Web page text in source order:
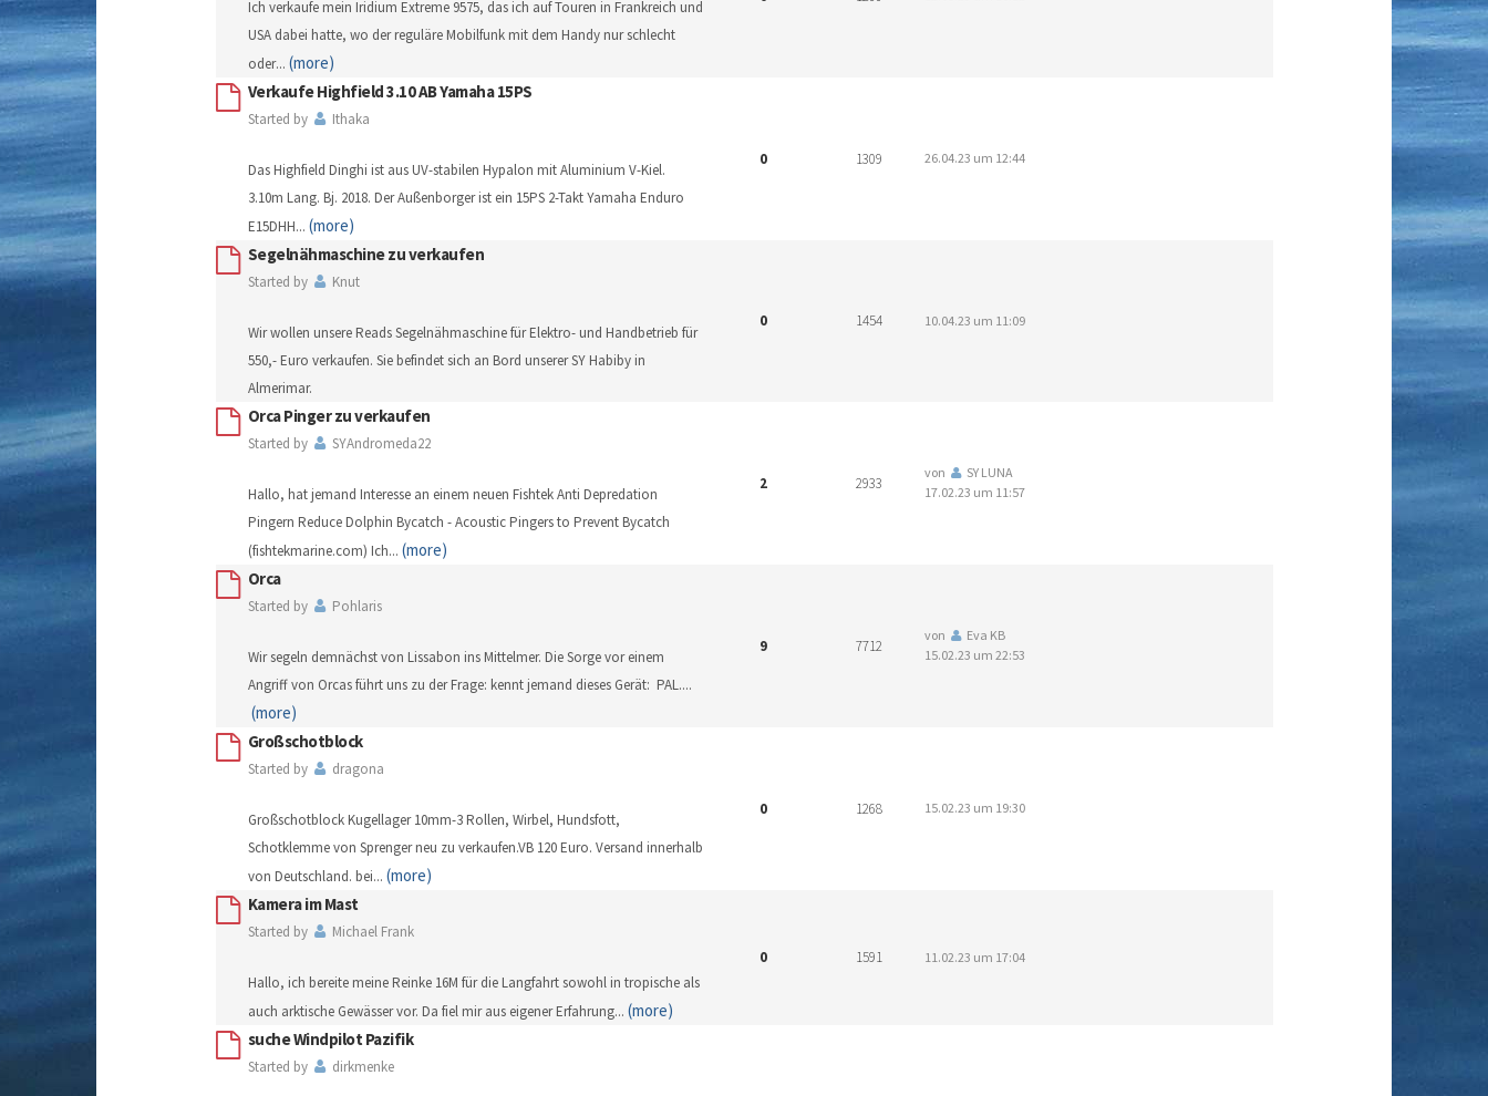
Ich verkaufe mein Iridium Extreme 9575, das ich auf Touren in Frankreich und
USA dabei hatte, wo der reguläre Mobilfunk mit dem Handy nur schlecht
oder... (more)
Verkaufe Highfield 3.10 AB Yamaha 15PS
Started by Ithaka
Das Highfield Dinghi ist aus UV-stabilen Hypalon mit Aluminium V-Kiel.
3.10m Lang. Bj. 2018. Der Außenborger ist ein 15PS 2-Takt Yamaha Enduro
E15DHH... (more)
0 1309 26.04.23 um 12:44
Segelnähmaschine zu verkaufen
Started by Knut
Wir wollen unsere Reads Segelnähmaschine für Elektro- und Handbetrieb für
550,- Euro verkaufen. Sie befindet sich an Bord unserer SY Habiby in
Almerimar.
0 1454 10.04.23 um 11:09
Orca Pinger zu verkaufen
Started by SYAndromeda22
Hallo, hat jemand Interesse an einem neuen Fishtek Anti Depredation
Pingern Reduce Dolphin Bycatch - Acoustic Pingers to Prevent Bycatch
(fishtekmarine.com) Ich... (more)
2 2933
von
SY LUNA
17.02.23 um 11:57
Orca
Started by Pohlaris
Wir segeln demnächst von Lissabon ins Mittelmer. Die Sorge vor einem
Angriff von Orcas führt uns zu der Frage: kennt jemand dieses Gerät: PAL....
(more)
9 7712
von
Eva KB
15.02.23 um 22:53
Großschotblock
Started by dragona
Großschotblock Kugellager 10mm-3 Rollen, Wirbel, Hundsfott,
Schotklemme von Sprenger neu zu verkaufen.VB 120 Euro. Versand innerhalb
von Deutschland. bei... (more)
0 1268 15.02.23 um 19:30
Kamera im Mast
Started by Michael Frank
Hallo, ich bereite meine Reinke 16M für die Langfahrt sowohl in tropische als
auch arktische Gewässer vor. Da fiel mir aus eigener Erfahrung... (more)
0 1591 11.02.23 um 17:04
suche Windpilot Pazifik
Started by dirkmenke